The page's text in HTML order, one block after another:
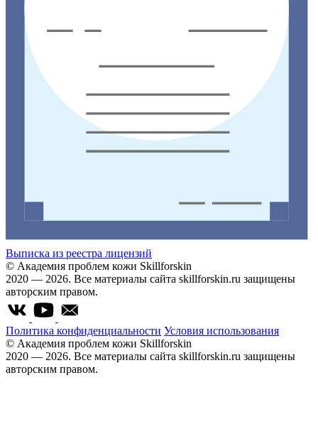
Выписка из реестра лицензий
© Академия проблем кожи Skillforskin
2020 — 2026. Все материалы сайта skillforskin.ru защищены
авторским правом.
Политика конфиденциальности Условия использования
© Академия проблем кожи Skillforskin
2020 — 2026. Все материалы сайта skillforskin.ru защищены
авторским правом.